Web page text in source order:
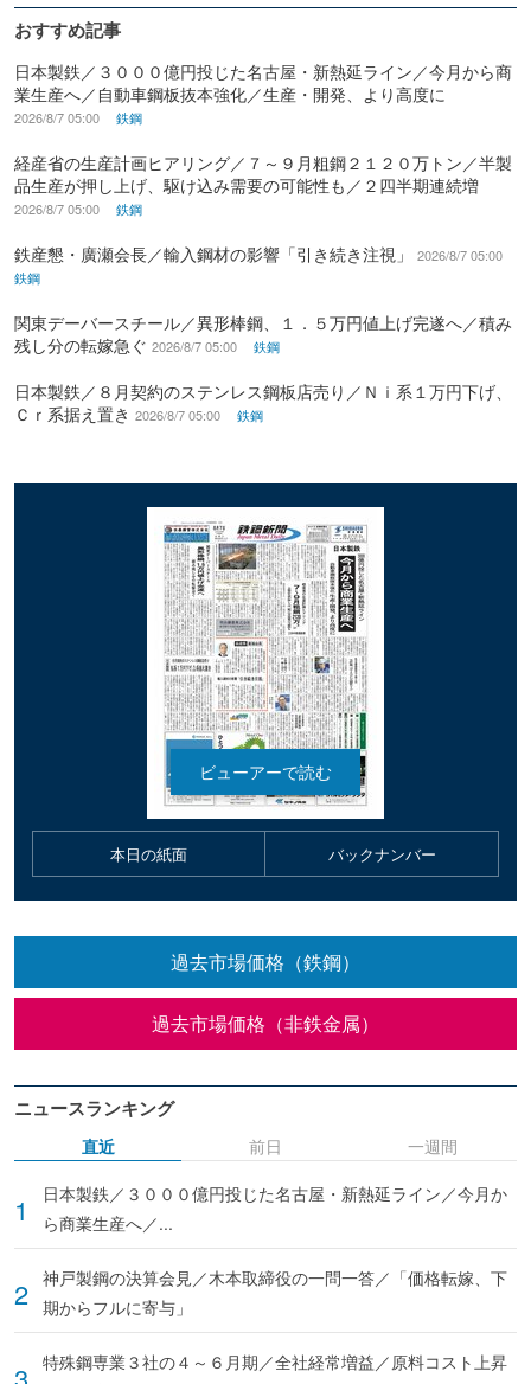
おすすめ記事
日本製鉄／３０００億円投じた名古屋・新熱延ライン／今月から商
業生産へ／自動車鋼板抜本強化／生産・開発、より高度に
2026/8/7 05:00 鉄鋼
経産省の生産計画ヒアリング／７～９月粗鋼２１２０万トン／半製
品生産が押し上げ、駆け込み需要の可能性も／２四半期連続増
2026/8/7 05:00 鉄鋼
鉄産懇・廣瀬会長／輸入鋼材の影響「引き続き注視」
2026/8/7 05:00
鉄鋼
関東デーバースチール／異形棒鋼、１．５万円値上げ完遂へ／積み
残し分の転嫁急ぐ 2026/8/7 05:00 鉄鋼
日本製鉄／８月契約のステンレス鋼板店売り／Ｎｉ系１万円下げ、
Ｃｒ系据え置き 2026/8/7 05:00 鉄鋼
本日の紙面 バックナンバー
過去市場価格（鉄鋼）
過去市場価格（非鉄金属）
ニュースランキング
直近
日本製鉄／３０００億円投じた名古屋・新熱延ライン／今月か
ら商業生産へ／...
神戸製鋼の決算会見／木本取締役の一問一答／「価格転嫁、下
期からフルに寄与」
特殊鋼専業３社の４～６月期／全社経常増益／原料コスト上昇
前日 一週間